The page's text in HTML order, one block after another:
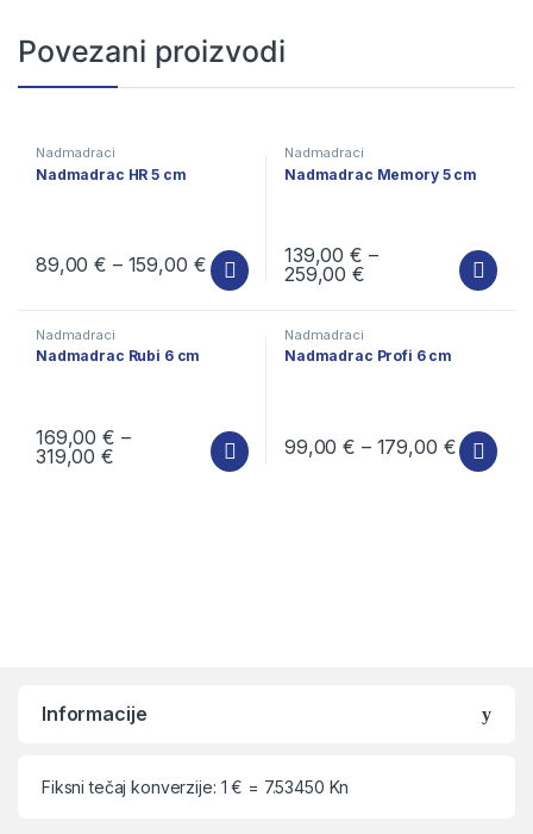
Povezani proizvodi
Nadmadraci
Nadmadrac HR 5 cm
89,00€ – 159,00 €
Ovaj proizvod ima više varijanti. Opcije se mogu odabrati na
Nadmadraci
Nadmadrac Memory 5 cm
139,00€ –
259,00€
Ovaj proizvod ima više
Nadmadraci
Nadmadrac Rubi 6 cm
169,00€ –
319,00€
Ovaj proizvod ima više varijanti. Opcije se mogu odabrati na
Nadmadraci
Nadmadrac Profi 6 cm
99,00€ – 179,00 €
Ovaj proizvod ima više
Informacije
Fiksni tečaj konverzije: 1 € = 7.53450 Kn